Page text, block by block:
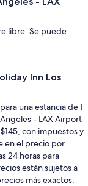
libre. Se puede
Inn Los
una estancia de 1
- LAX Airport
con impuestos y
en el precio por
24 horas para
están sujetos a
más exactos.